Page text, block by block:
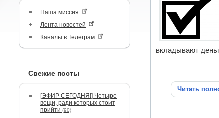
Наша миссия
Лента новостей
Каналы в Телеграм
Свежие посты
[ЭФИР СЕГОДНЯ!] Четыре
вещи, ради которых стоит
прийти (90)
вкладывают
Читать